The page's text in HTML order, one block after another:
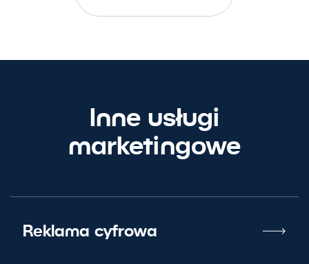
Inne usługi
marketingowe
Reklama cyfrowa